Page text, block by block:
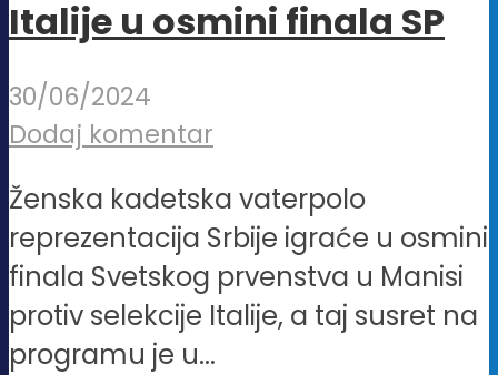
Italije u osmini finala SP
30/06/2024
Dodaj komentar
Ženska kadetska vaterpolo
reprezentacija Srbije igraće u osmini
finala Svetskog prvenstva u Manisi
protiv selekcije Italije, a taj susret na
programu je u...